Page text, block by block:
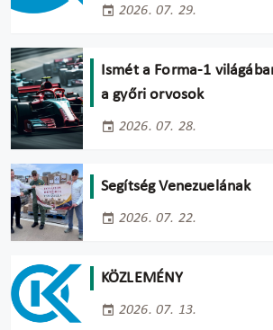
2026. 07. 29.
Ismét a Forma-1
a győri orvosok
2026. 07. 28.
Segítség Venezuelának
2026. 07. 22.
KÖZLEMÉNY
2026. 07. 13.